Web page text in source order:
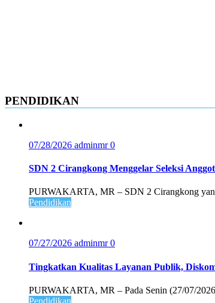
PENDIDIKAN
07/28/2026 adminmr0
SDN 2 Cirangkong Menggelar Seleksi
PURWAKARTA, MR – SDN 2 Cirangkong
Pendidikan
07/27/2026 adminmr0
Tingkatkan Kualitas Layanan Publik,
PURWAKARTA, MR – Pada Senin (27/07/
Pendidikan